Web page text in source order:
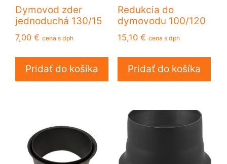
Dymovod zder
jednoduchá 130/15
7,00 € cena s dph
Pridať do košíka
Redukcia do
dymovodu 100/120
15,10 € cena s dph
Pridať do košíka